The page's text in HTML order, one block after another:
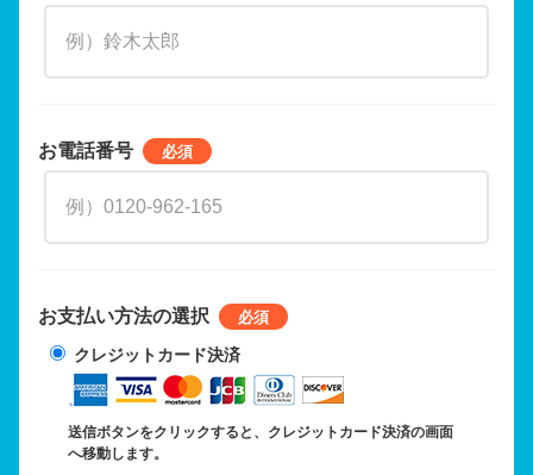
お電話番号
お支払い方法の選択
クレジットカード決済
送信ボタンをクリックすると、クレジットカード決済の画面
へ移動します。